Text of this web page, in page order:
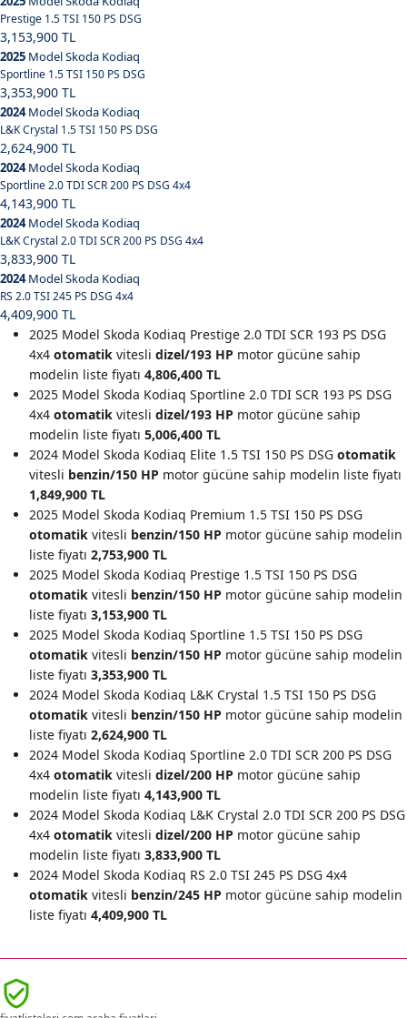
Prestige 1.5 TSI 150 PS DSG
3,153,900 TL
2025 Model Skoda Kodiaq
Sportline 1.5 TSI 150 PS DSG
3,353,900 TL
2024Model Skoda Kodiaq
L&K Crystal 1.5 TSI 150 PS DSG
2,624,900 TL
2024Model Skoda Kodiaq
Sportline 2.0 TDI SCR 200 PS DSG 4x4
4,143,900 TL
2024Model Skoda Kodiaq
L&K Crystal 2.0 TDI SCR 200 PS DSG 4x4
3,833,900 TL
2024Model Skoda Kodiaq
RS 2.0 TSI 245 PS DSG 4x4
4,409,900 TL
2025 Model Skoda Kodiaq Prestige 2.0 TDI SCR 193 PS DSG
4x4 otomatik vitesli dizel/193 HP motor gücüne sahip
modelin liste fiyatı 4,806,400 TL
2025 Model Skoda Kodiaq Sportline 2.0 TDI SCR 193 PS DSG
4x4 otomatik vitesli dizel/193 HP motor gücüne sahip
modelin liste fiyatı 5,006,400 TL
2024 Model Skoda Kodiaq Elite 1.5 TSI 150 PS DSG otomatik
vitesli benzin/150 HP motor gücüne sahip modelin liste fiyatı
1,849,900 TL
2025 Model Skoda Kodiaq Premium 1.5 TSI 150 PS DSG
otomatik vitesli benzin/150 HP motor gücüne sahip modelin
liste fiyatı 2,753,900 TL
2025 Model Skoda Kodiaq Prestige 1.5 TSI 150 PS DSG
otomatik vitesli benzin/150 HP motor gücüne sahip modelin
liste fiyatı 3,153,900 TL
2025 Model Skoda Kodiaq Sportline 1.5 TSI 150 PS DSG
otomatik vitesli benzin/150 HP motor gücüne sahip modelin
liste fiyatı 3,353,900 TL
2024 Model Skoda Kodiaq L&K Crystal 1.5 TSI 150 PS DSG
otomatik vitesli benzin/150 HP motor gücüne sahip modelin
liste fiyatı 2,624,900 TL
2024 Model Skoda Kodiaq Sportline 2.0 TDI SCR 200 PS DSG
4x4 otomatik vitesli dizel/200 HP motor gücüne sahip
modelin liste fiyatı 4,143,900 TL
2024 Model Skoda Kodiaq L&K Crystal 2.0 TDI SCR 200 PS DSG
4x4 otomatik vitesli dizel/200 HP motor gücüne sahip
modelin liste fiyatı 3,833,900 TL
2024 Model Skoda Kodiaq RS 2.0 TSI 245 PS DSG 4x4
otomatik vitesli benzin/245 HP motor gücüne sahip modelin
liste fiyatı 4,409,900 TL